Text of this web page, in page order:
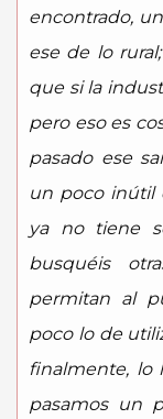
encontrado,
ese de lo
que si la
pero eso es
pasado ese
un poco inútil
ya no tiene
busquéis
permitan al
poco lo de
finalmente, lo
pasamos un